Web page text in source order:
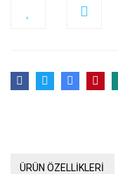
ÜRÜN ÖZELLİKLERİ